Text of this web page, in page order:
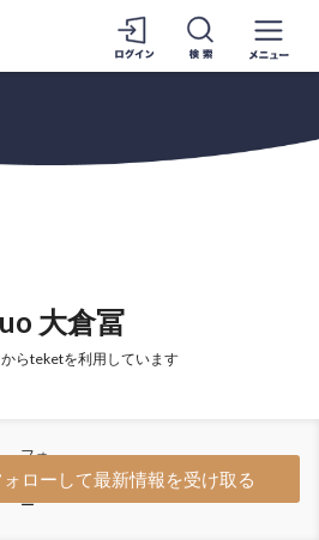
大倉冨
らteketを利用しています
フォ
ロワ
ー
ォローして最新情報を受け取る